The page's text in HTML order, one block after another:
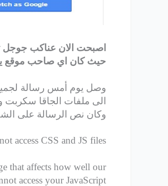
حيث كان اي صاحب موقع
وصل يوم أمس رسالة
وكان نص الرسالة على
access CSS and JS files
that affects how well our
access your JavaScript